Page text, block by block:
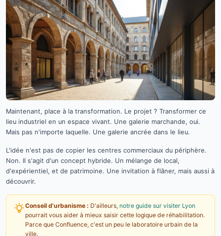
Maintenant, place à la transformation. Le projet ? Transformer ce
lieu industriel en un espace vivant. Une galerie marchande, oui.
Mais pas n'importe laquelle. Une galerie ancrée dans le lieu.
L'idée n'est pas de copier les centres commerciaux du périphère.
Non. Il s'agit d'un concept hybride. Un mélange de local,
d'expérientiel, et de patrimoine. Une invitation à flâner, mais aussi à
découvrir.
Conseil d'urbanisme : D'ailleurs, notre guide sur visiter Lyon
pourrait vous aider à mieux saisir cette logique de réhabilitation.
Parce que Confluence, c'est un peu le laboratoire urbain de la
ville.